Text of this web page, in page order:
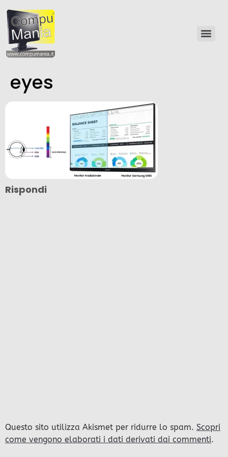
eyes
Rispondi
Questo sito utilizza Akismet per ridurre lo spam. Scopri
come vengono elaborati i dati derivati dai commenti.